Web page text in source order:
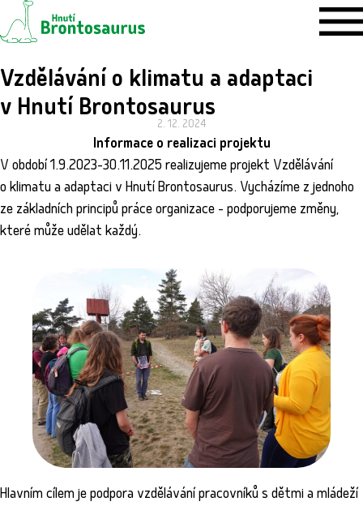
Vzdělávání o klimatu a adaptaci
v Hnutí Brontosaurus
2. 12. 2024
Informace o realizaci projektu
V období 1.9.2023-30.11.2025 realizujeme projekt Vzdělávání
o klimatu a adaptaci v Hnutí Brontosaurus. Vycházíme z jednoho
ze základních principů práce organizace - podporujeme změny,
které může udělat každý.
Hlavním cílem je podpora vzdělávání pracovníků s dětmi a mládeží